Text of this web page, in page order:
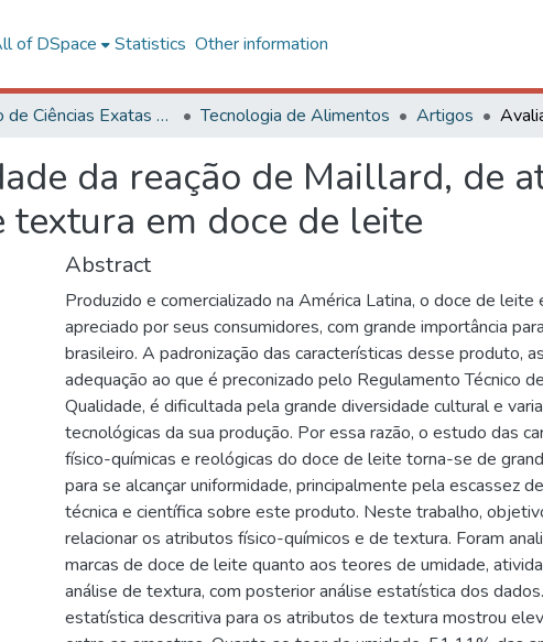
of DSpace Statistics Other information
Centro de Ciências Exatas e Tecnológicas Tecnologia de Alimentos Artigos
da reação de Maillard, de
textura em doce de leite
Abstract
Produzido e comercializado na América Latina, o doce de leite
apreciado por seus consumidores, com grande importância
brasileiro. A padronização das características desse produto,
adequação ao que é preconizado pelo Regulamento Técnico
Qualidade, é dificultada pela grande diversidade cultural e
tecnológicas da sua produção. Por essa razão, o estudo das
físico-químicas e reológicas do doce de leite torna-se de
para se alcançar uniformidade, principalmente pela escassez
técnica e científica sobre este produto. Neste trabalho,
relacionar os atributos físico-químicos e de textura. Foram
marcas de doce de leite quanto aos teores de umidade,
análise de textura, com posterior análise estatística dos
estatística descritiva para os atributos de textura mostrou